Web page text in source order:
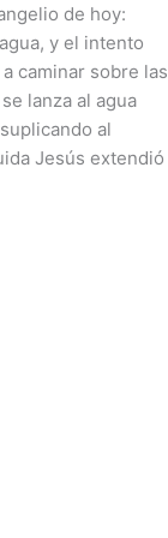
de hoy:
y el intento
caminar sobre las
lanza al agua
al
Jesús extendió